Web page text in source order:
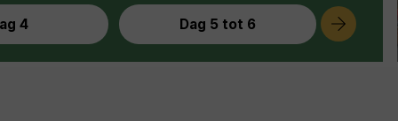
4 Dag 5 tot 6